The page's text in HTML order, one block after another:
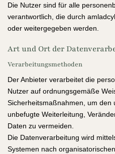
Die Nutzer sind für alle
verantwortlich, die durch
oder weitergegeben werden.
Art und Ort der
Verarbeitungsmethoden
Der Anbieter verarbeitet die
Nutzer auf ordnungsgemäße
Sicherheitsmaßnahmen, um den
unbefugte Weiterleitung,
Daten zu vermeiden.
Die Datenverarbeitung wird
Systemen nach